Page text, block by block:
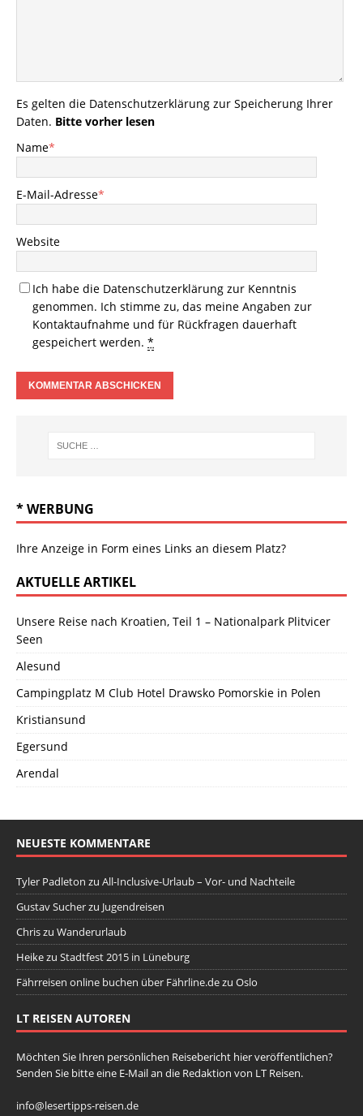
Es gelten die Datenschutzerklärung zur Speicherung Ihrer
Daten. Bitte vorher lesen
Name*
E-Mail-Adresse*
Website
Ich habe die Datenschutzerklärung zur Kenntnis
genommen. Ich stimme zu, das meine Angaben zur
Kontaktaufnahme und für Rückfragen dauerhaft
gespeichert werden. *
* WERBUNG
Ihre Anzeige in Form eines Links an diesem Platz?
AKTUELLE ARTIKEL
Unsere Reise nach Kroatien, Teil 1 – Nationalpark Plitvicer
Seen
Alesund
Campingplatz M Club Hotel Drawsko Pomorskie in Polen
Kristiansund
Egersund
Arendal
NEUESTE KOMMENTARE
Tyler Padleton zu All-Inclusive-Urlaub – Vor- und Nachteile
Gustav Sucherzu Jugendreisen
Chriszu Wanderurlaub
Heikezu Stadtfest 2015 in Lüneburg
Fährreisen online buchen über Fährline.dezu Oslo
LT REISEN AUTOREN
Möchten Sie Ihren persönlichen Reisebericht hier veröffentlichen?
Senden Sie bitte eine E-Mail an die Redaktion von LT Reisen.
info@lesertipps-reisen.de